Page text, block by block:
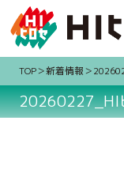
TOP 新着情報
20260227_HI